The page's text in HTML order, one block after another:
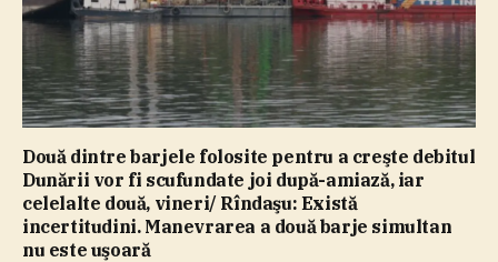
Două dintre barjele folosite pentru a creşte debitul
Dunării vor fi scufundate joi după-amiază, iar
celelalte două, vineri/ Rîndaşu: Există
incertitudini. Manevrarea a două barje simultan
nu este uşoară